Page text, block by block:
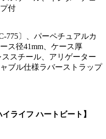
付
775〕、パーペチュアルカ
ス径41mm、ケース厚
ススチール、アリゲーター
ブル仕様ラバーストラップ
ライフ ハートビート】